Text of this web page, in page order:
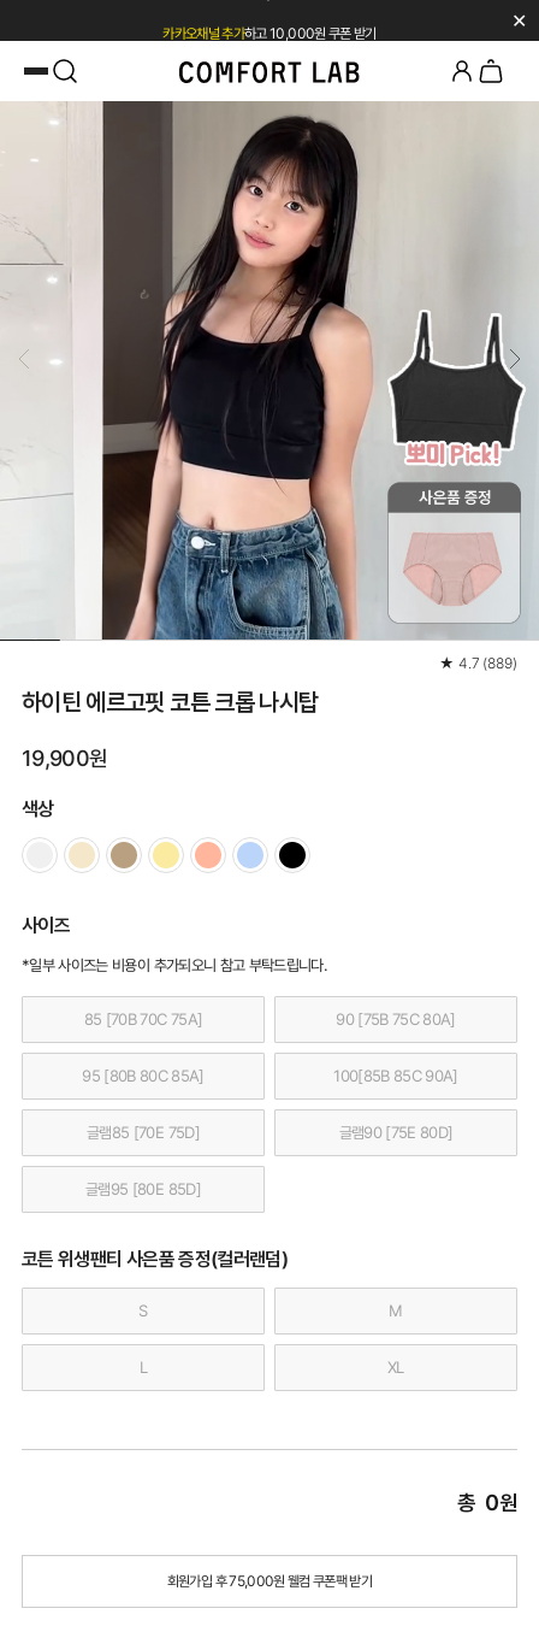
첫 구매 시 베스트셀러 50% 즉시 할인
✕
★ 4.7 (889)
하이틴 에르고핏 코튼 크롭 나시탑
19,900원
색상
사이즈
*일부 사이즈는 비용이 추가되오니 참고 부탁드립니다.
85 [70B 70C 75A] 90 [75B 75C 80A]
95 [80B 80C 85A] 100[85B 85C 90A]
글램85 [70E 75D] 글램90 [75E 80D]
글램95 [80E 85D]
코튼 위생팬티 사은품 증정(컬러랜덤)
S M
L XL
총 0원
회원가입 후 75,000원 웰컴 쿠폰팩 받기